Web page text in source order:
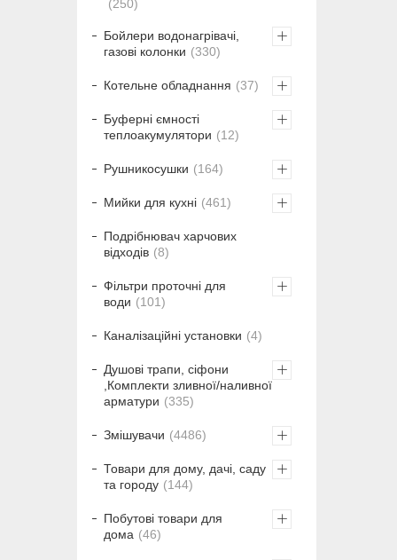
250
Бойлери водонагрівачі,
газові колонки
330
Котельне обладнання 37
Буферні ємності
теплоакумулятори
12
Рушникосушки 164
Мийки для кухні 461
Подрібнювач харчових
відходів
8
Фільтри проточні для
води
101
Каналізаційні установки 4
Душові трапи, сіфони
,Комплекти зливної/наливної
арматури
335
Змішувачи 4486
Товари для дому, дачі, саду
та городу
144
Побутові товари для
дома
46